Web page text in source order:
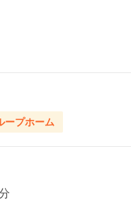
ープホーム